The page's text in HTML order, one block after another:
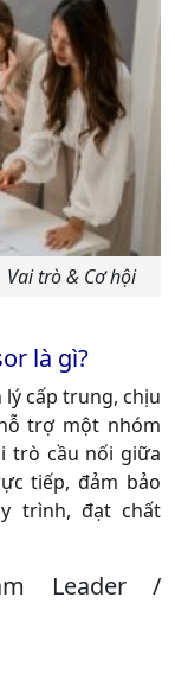
trò & Cơ hội
là gì?
lý cấp trung, chịu
trợ một nhóm
trò cầu nối giữa
tiếp, đảm bảo
trình, đạt chất
Leader /